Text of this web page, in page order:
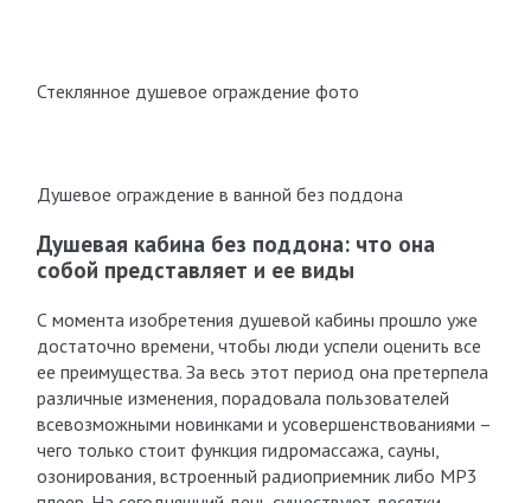
Стеклянное душевое ограждение фото
Душевое ограждение в ванной без поддона
Душевая кабина без поддона: что она
собой представляет и ее виды
С момента изобретения душевой кабины прошло уже
достаточно времени, чтобы люди успели оценить все
ее преимущества. За весь этот период она претерпела
различные изменения, порадовала пользователей
всевозможными новинками и усовершенствованиями –
чего только стоит функция гидромассажа, сауны,
озонирования, встроенный радиоприемник либо МР3